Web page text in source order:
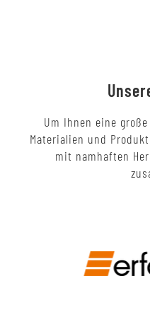
Um Ihnen eine
Materialien und
mit namhaften